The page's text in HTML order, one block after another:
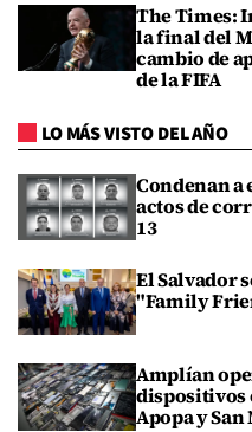
The Times:
la final del
cambio de
de la FIFA
LO MÁS VISTO DEL AÑO
Condenan a
actos de
13
El Salvador
"Family
Amplían
dispositivos
Apopa y